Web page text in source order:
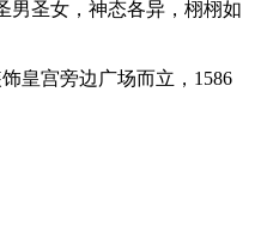
男圣女，神态各异，栩栩如
皇宫旁边广场而立，1586